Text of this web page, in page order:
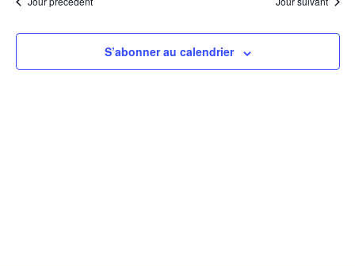
de
S’abonner au calendrier